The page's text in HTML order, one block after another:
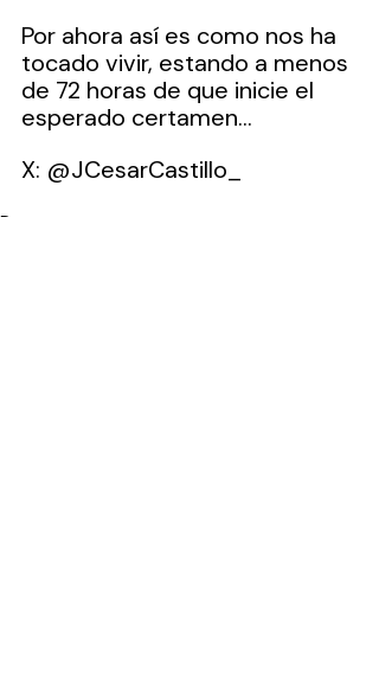
Por ahora así es como nos ha
tocado vivir, estando a menos
de 72 horas de que inicie el
esperado certamen...
X: @JCesarCastillo_
Deportes